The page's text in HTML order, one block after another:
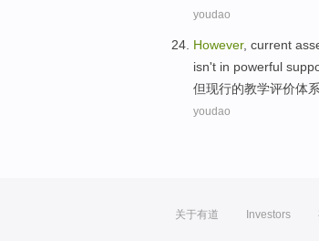
youdao
However, current
isn't in powerful
但现行的教学评价体
youdao
关于有道 Investors